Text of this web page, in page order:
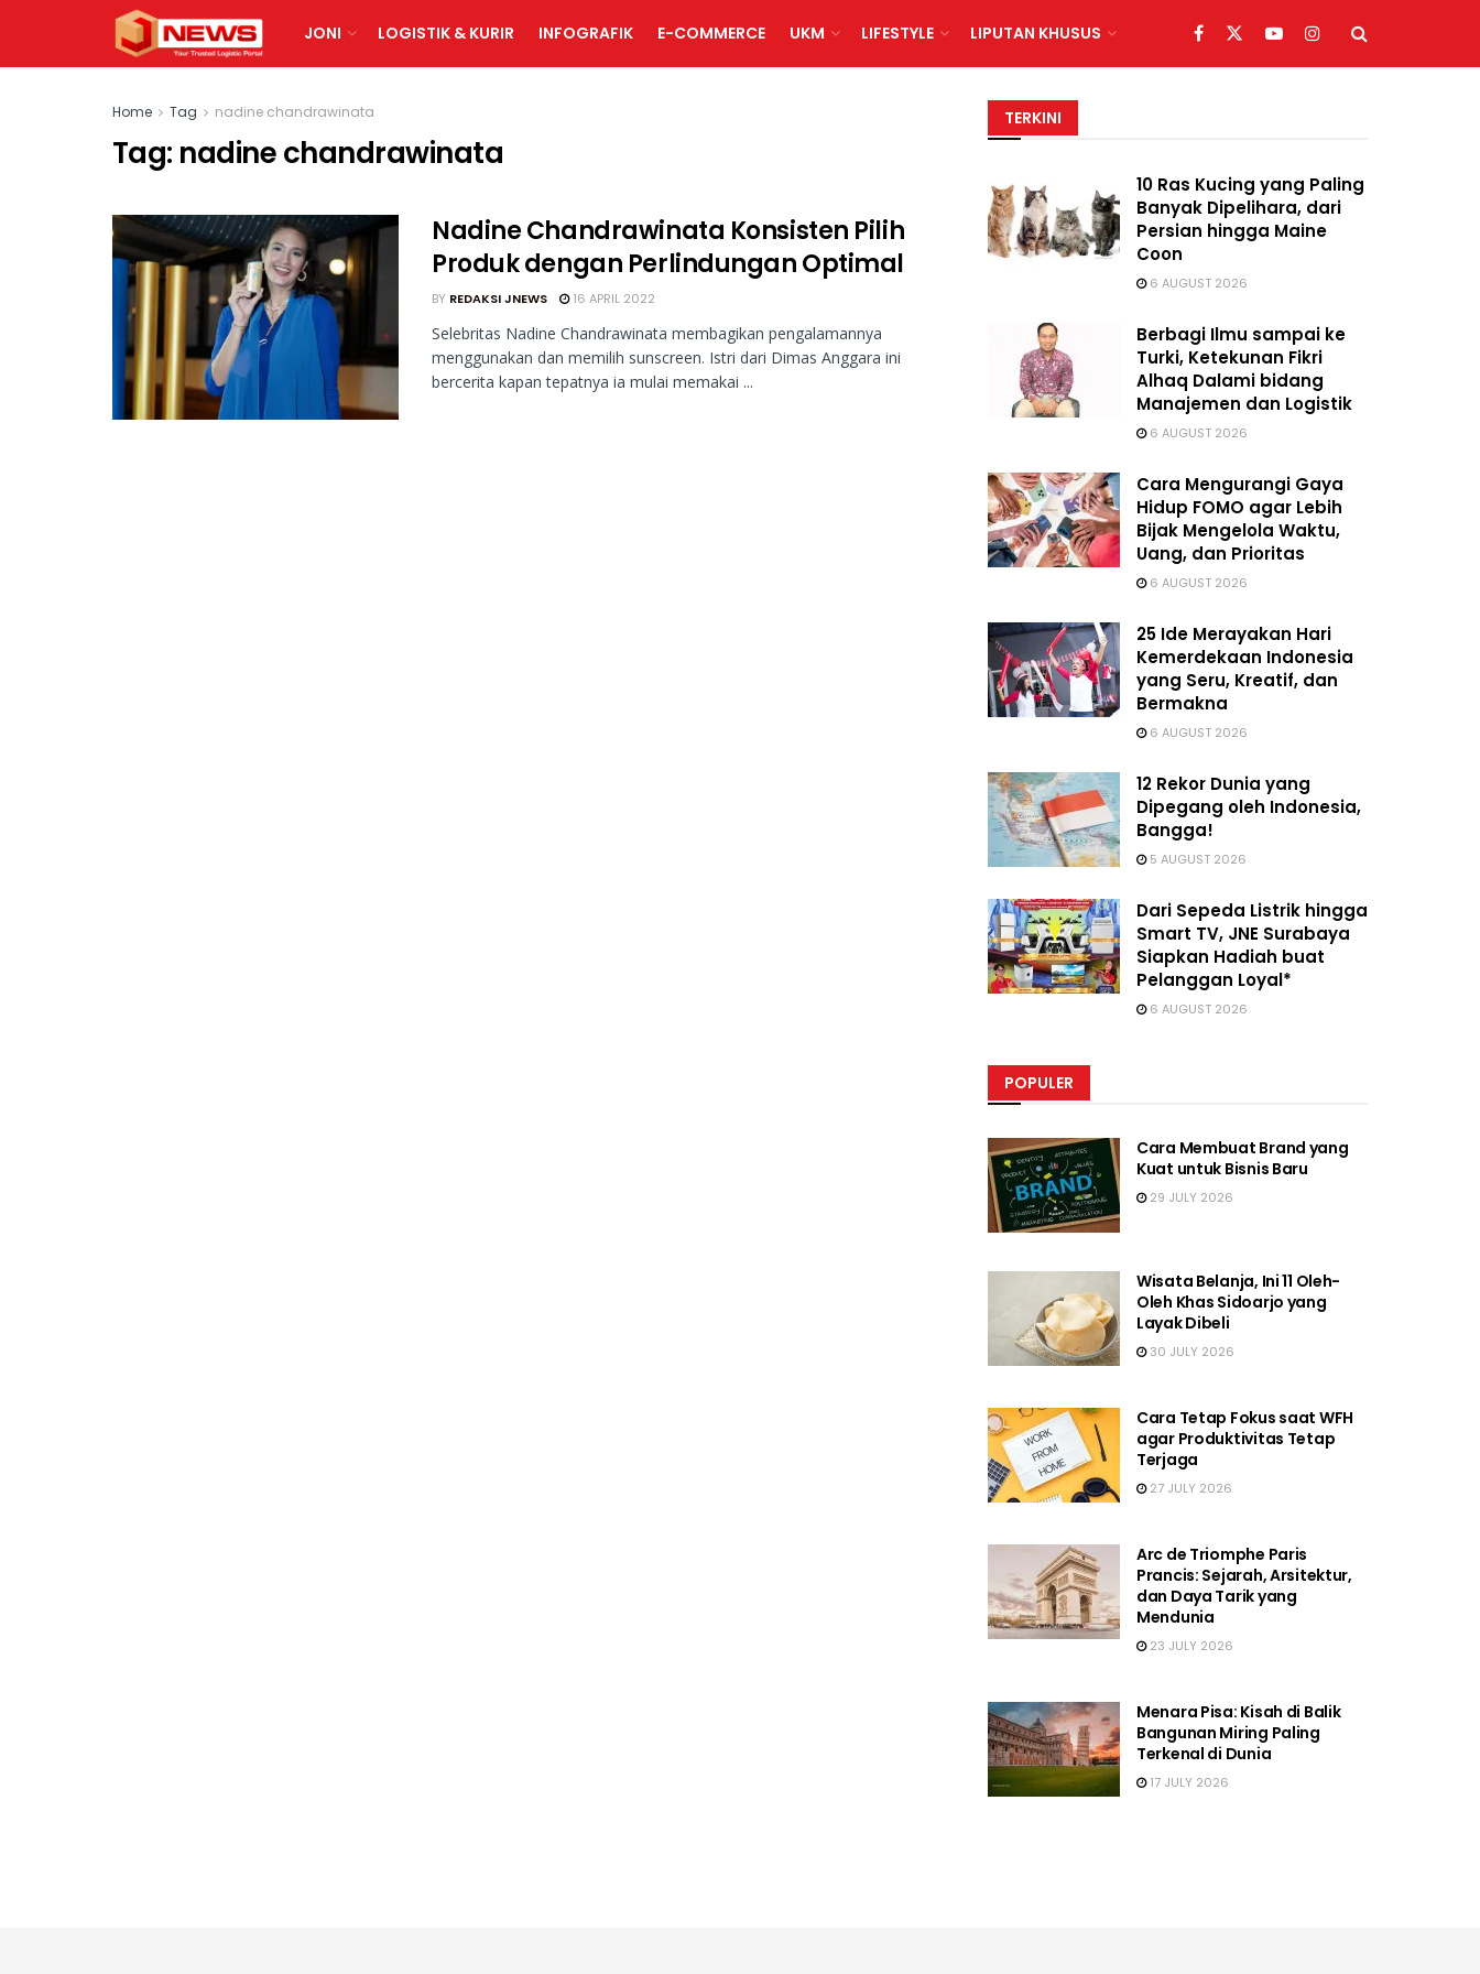
JONI LOGISTIK & KURIR INFOGRAFIK E-COMMERCE UKM LIFESTYLE LIPUTAN KHUSUS
Home Tag nadine chandrawinata
Tag: nadine chandrawinata
Nadine Chandrawinata Konsisten Pilih
Produk dengan Perlindungan Optimal
BY REDAKSI JNEWS 16 APRIL 2022
Selebritas Nadine Chandrawinata membagikan pengalamannya
menggunakan dan memilih sunscreen. Istri dari Dimas Anggara ini
bercerita kapan tepatnya ia mulai memakai ...
TERKINI
10 Ras Kucing yang Paling
Banyak Dipelihara, dari
Persian hingga Maine
Coon
6 AUGUST 2026
Berbagi Ilmu sampai ke
Turki, Ketekunan Fikri
Alhaq Dalami bidang
Manajemen dan Logistik
6 AUGUST 2026
Cara Mengurangi Gaya
Hidup FOMO agar Lebih
Bijak Mengelola Waktu,
Uang, dan Prioritas
6 AUGUST 2026
25 Ide Merayakan Hari
Kemerdekaan Indonesia
yang Seru, Kreatif, dan
Bermakna
6 AUGUST 2026
12 Rekor Dunia yang
Dipegang oleh Indonesia,
Bangga!
5 AUGUST 2026
Dari Sepeda Listrik hingga
Smart TV, JNE Surabaya
Siapkan Hadiah buat
Pelanggan Loyal*
6 AUGUST 2026
POPULER
Cara Membuat Brand yang
Kuat untuk Bisnis Baru
29 JULY 2026
Wisata Belanja, Ini 11 Oleh-
Oleh Khas Sidoarjo yang
Layak Dibeli
30 JULY 2026
Cara Tetap Fokus saat WFH
agar Produktivitas Tetap
Terjaga
27 JULY 2026
Arc de Triomphe Paris
Prancis: Sejarah, Arsitektur,
dan Daya Tarik yang
Mendunia
23 JULY 2026
Menara Pisa: Kisah di Balik
Bangunan Miring Paling
Terkenal di Dunia
17 JULY 2026